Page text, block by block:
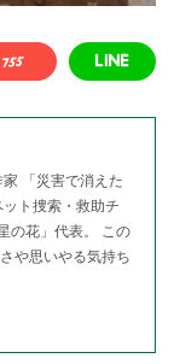
家 「災害で消えた
ト捜索・救助チ
の花」代表。 この
や思いやる気持ち